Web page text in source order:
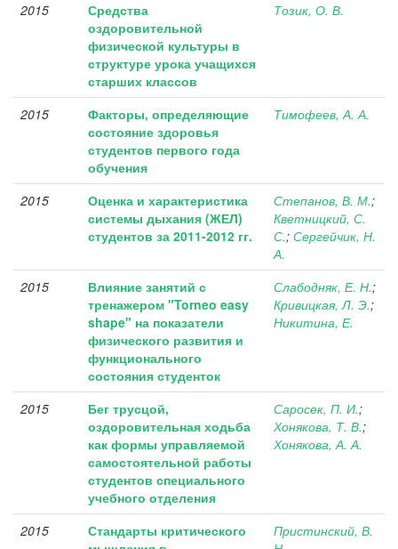
2015
Средства
оздоровительной
физической культуры в
структуре урока учащихся
старших классов
Тозик, О. В.
2015
Факторы, определяющие
состояние здоровья
студентов первого года
обучения
Тимофеев, А. А.
2015
Оценка и характеристика
системы дыхания (ЖЕЛ)
студентов за 2011-2012 гг.
Степанов, В. М.;
Кветницкий, С.
С.; Сергейчик, Н.
А.
2015
Влияние занятий с
тренажером "Torneo easy
shape" на показатели
физического развития и
функционального
состояния студенток
Слабодняк, Е. Н.;
Кривицкая, Л. Э.;
Никитина, Е.
2015
Бег трусцой,
оздоровительная ходьба
как формы управляемой
самостоятельной работы
студентов специального
учебного отделения
Саросек, П. И.;
Хонякова, Т. В.;
Хонякова, А. А.
2015
Стандарты критического
Пристинский, В.